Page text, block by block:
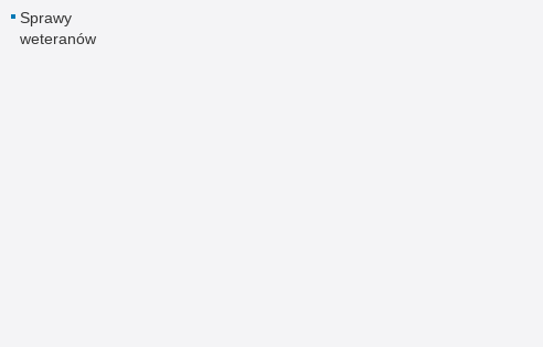
Odpowiedzialność majątkowa Policji
Sprawy
weteranów